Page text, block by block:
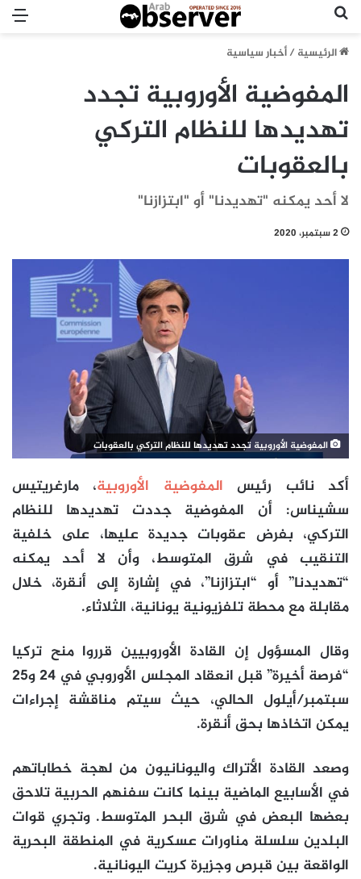
الرئيسية/أخبار سياسية
المفوضية الأوروبية تجدد
تهديدها للنظام التركي
بالعقوبات
لا أحد يمكنه "تهديدنا" أو "ابتزازنا"
2 سبتمبر، 2020
المفوضية الأوروبية تجدد تهديدها للنظام التركي بالعقوبات
أكد نائب رئيس المفوضية الأوروبية، مارغريتيس
سشيناس: أن المفوضية جددت تهديدها للنظام
التركي، بفرض عقوبات جديدة عليها، على خلفية
التنقيب في شرق المتوسط، وأن لا أحد يمكنه
“تهديدنا” أو “ابتزازنا”، في إشارة إلى أنقرة، خلال
مقابلة مع محطة تلفزيونية يونانية، الثلاثاء.
وقال المسؤول إن القادة الأوروبيين قرروا منح تركيا
“فرصة أخيرة” قبل انعقاد المجلس الأوروبي في 24 و25
سبتمبر/أيلول الحالي، حيث سيتم مناقشة إجراءات
يمكن اتخاذها بحق أنقرة.
وصعد القادة الأتراك واليونانيون من لهجة خطاباتهم
في الأسابيع الماضية بينما كانت سفنهم الحربية تلاحق
بعضها البعض في شرق البحر المتوسط. وتجري قوات
البلدين سلسلة مناورات عسكرية في المنطقة البحرية
الواقعة بين قبرص وجزيرة كريت اليونانية.